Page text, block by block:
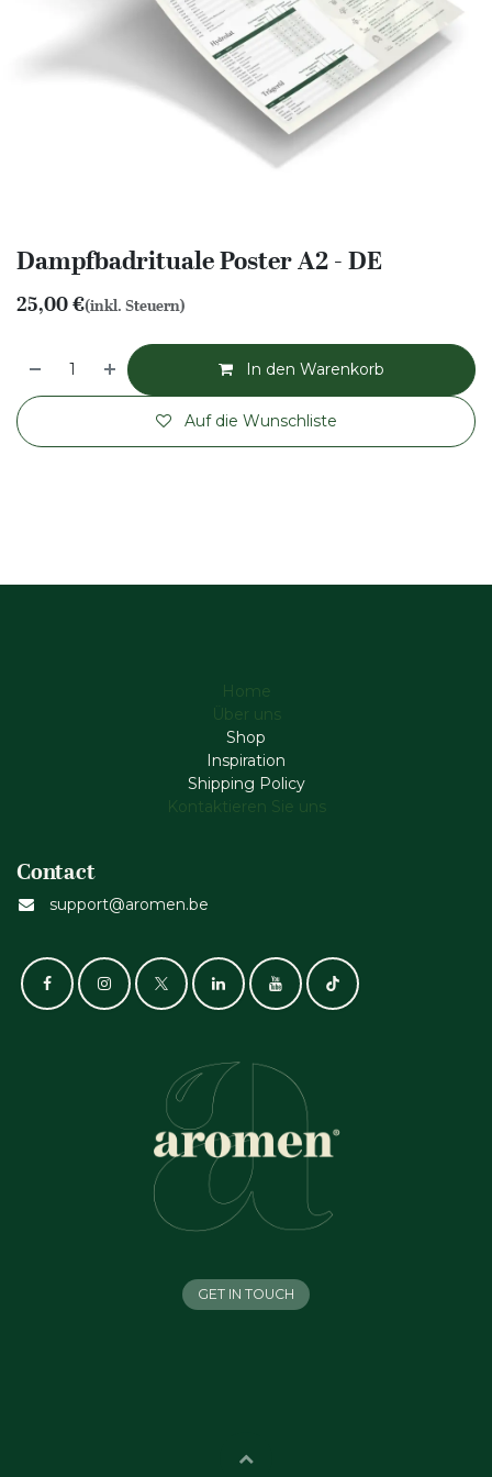
Dampfbadrituale Poster A2 - DE
25,00€(inkl. Steuern)
In den Warenkorb
Auf die Wunschliste
Home
Über uns
Shop
Inspiration
Shipping Policy
Kontaktieren Sie uns
Contact
support@aromen.be
GET IN TOUCH